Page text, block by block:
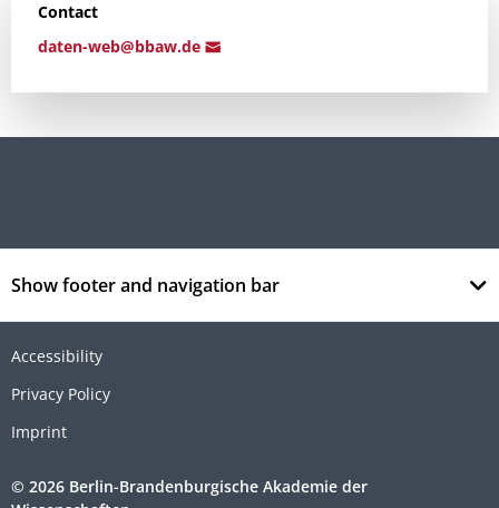
Contact
daten-web@bbaw.de
Show footer and navigation bar
Accessibility
Privacy Policy
Imprint
© 2026 Berlin-Brandenburgische Akademie der